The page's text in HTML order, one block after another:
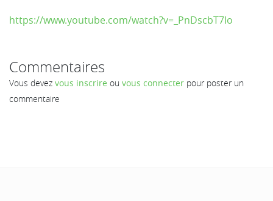
https://www.youtube.com/watch?v=_PnDscbT7Io
Commentaires
Vous devez vous inscrire ou vous connecter pour poster un
commentaire